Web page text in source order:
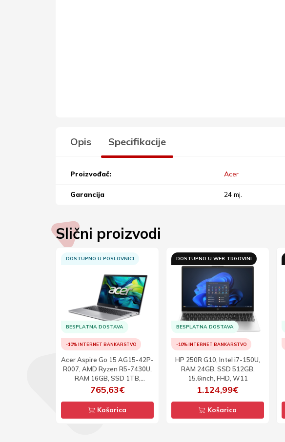
Opis Specifikacije
Proizvođač: Acer
Garancija 24 mj.
Slični proizvodi
DOSTUPNO U POSLOVNICI
BESPLATNA DOSTAVA
-10% INTERNET BANKARSTVO
Acer Aspire Go 15 AG15-42P-
R007, AMD Ryzen R5-7430U,
RAM 16GB, SSD 1TB,
15.6inch, FHD, DOS
765,63€
Košarica
DOSTUPNO U WEB TRGOVINI
BESPLATNA DOSTAVA
-10% INTERNET BANKARSTVO
HP 250R G10, Intel i7-150U,
RAM 24GB, SSD 512GB,
15.6inch, FHD, W11
1.124,99€
Košarica